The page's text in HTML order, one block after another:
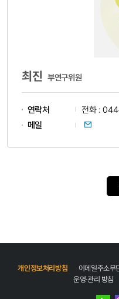
최진 부연구위원
연락처
전화 :
메일
이메일
개인정보처리방침 이메일주소무
운영·관리 방침